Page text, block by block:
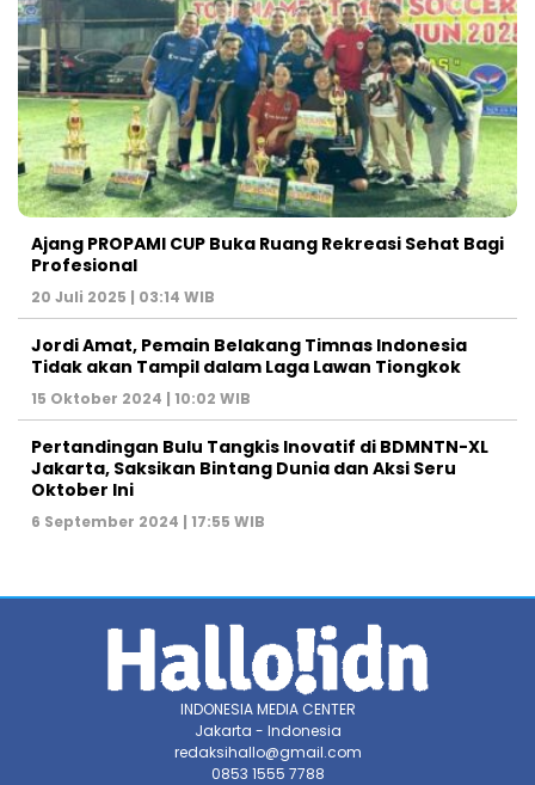
Ajang PROPAMI CUP Buka Ruang Rekreasi Sehat Bagi
Profesional
20 Juli 2025 | 03:14 WIB
Jordi Amat, Pemain Belakang Timnas Indonesia
Tidak akan Tampil dalam Laga Lawan Tiongkok
15 Oktober 2024 | 10:02 WIB
Pertandingan Bulu Tangkis Inovatif di BDMNTN-XL
Jakarta, Saksikan Bintang Dunia dan Aksi Seru
Oktober Ini
6 September 2024 | 17:55 WIB
INDONESIA MEDIA CENTER
Jakarta - Indonesia
redaksihallo@gmail.com
0853 1555 7788